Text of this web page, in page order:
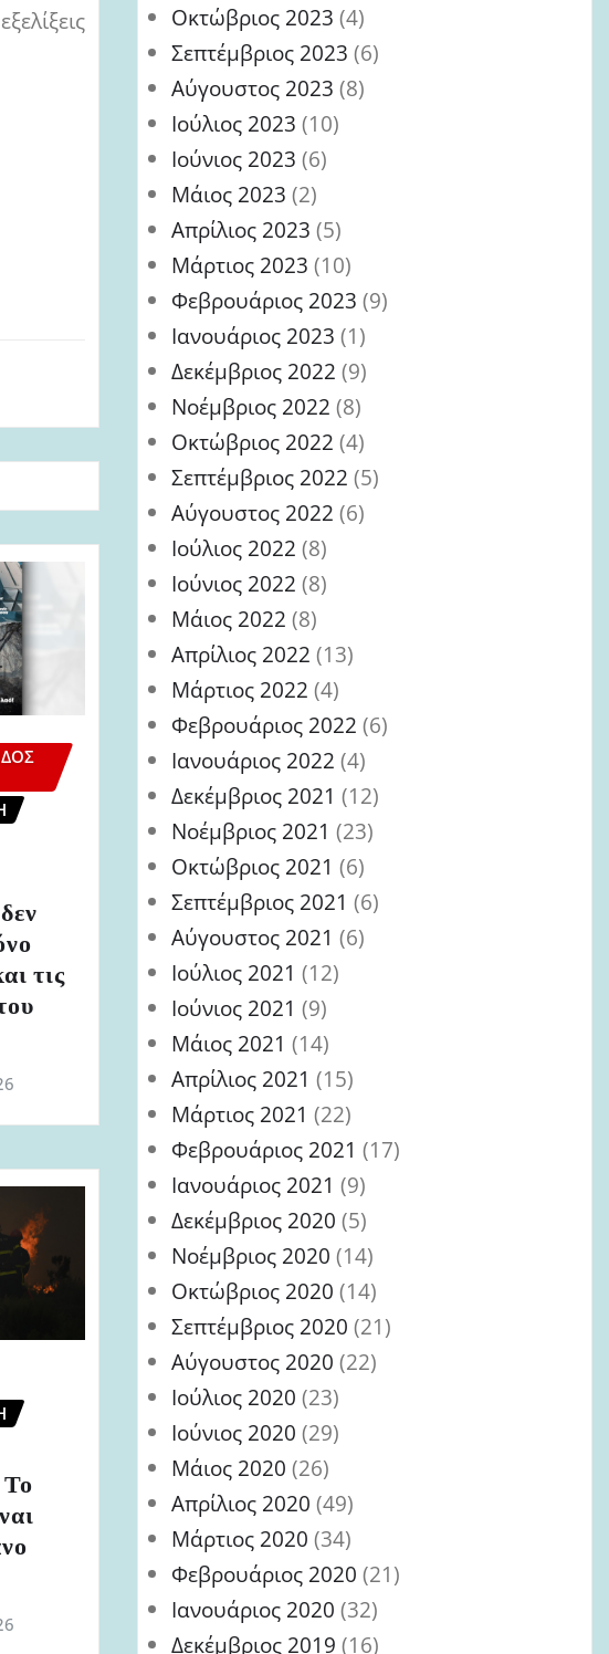
τις
Οκτώβριος 2023 (4)
Σεπτέμβριος 2023 (6)
Αύγουστος 2023 (8)
Ιούλιος 2023 (10)
Ιούνιος 2023 (6)
Μάιος 2023 (2)
Απρίλιος 2023 (5)
Μάρτιος 2023 (10)
Φεβρουάριος 2023 (9)
Ιανουάριος 2023 (1)
Δεκέμβριος 2022 (9)
Νοέμβριος 2022 (8)
Οκτώβριος 2022 (4)
Σεπτέμβριος 2022 (5)
Αύγουστος 2022 (6)
Ιούλιος 2022 (8)
Ιούνιος 2022 (8)
Μάιος 2022 (8)
Απρίλιος 2022 (13)
Μάρτιος 2022 (4)
Φεβρουάριος 2022 (6)
Ιανουάριος 2022 (4)
Δεκέμβριος 2021 (12)
Νοέμβριος 2021 (23)
Οκτώβριος 2021 (6)
Σεπτέμβριος 2021 (6)
Αύγουστος 2021 (6)
Ιούλιος 2021 (12)
Ιούνιος 2021 (9)
Μάιος 2021 (14)
Απρίλιος 2021 (15)
Μάρτιος 2021 (22)
Φεβρουάριος 2021 (17)
Ιανουάριος 2021 (9)
Δεκέμβριος 2020 (5)
Νοέμβριος 2020 (14)
Οκτώβριος 2020 (14)
Σεπτέμβριος 2020 (21)
Αύγουστος 2020 (22)
Ιούλιος 2020 (23)
Ιούνιος 2020 (29)
Μάιος 2020 (26)
Απρίλιος 2020 (49)
Μάρτιος 2020 (34)
Φεβρουάριος 2020 (21)
Ιανουάριος 2020 (32)
Δεκέμβριος 2019 (16)